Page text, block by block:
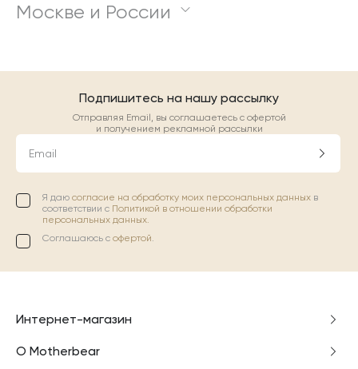
Москве и России
Подпишитесь на нашу рассылку
Отправляя Email, вы соглашаетесь с офертой
и получением рекламной рассылки
Email
Я даю согласие на обработку моих персональных данных в
соответствии с Политикой в отношении обработки
персональных данных.
Соглашаюсь с офертой.
Интернет-магазин
О Motherbear